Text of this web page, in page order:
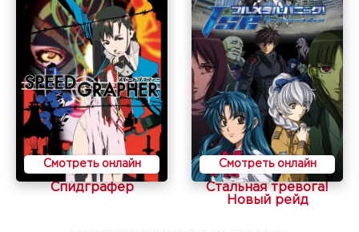
Смотреть онлайн
Спидграфер
Смотреть онлайн
Стальная тревога!
Новый рейд